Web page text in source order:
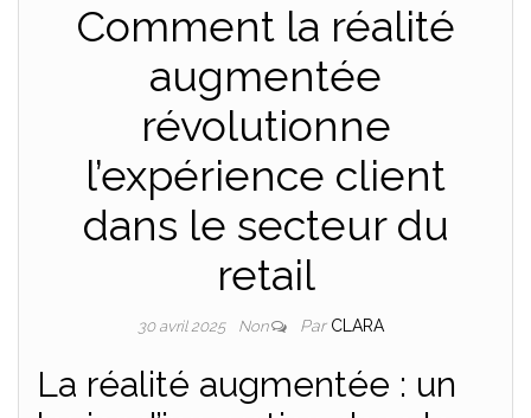
Comment la réalité
augmentée
révolutionne
l’expérience client
dans le secteur du
retail
30 avril 2025 Non Par CLARA
La réalité augmentée : un